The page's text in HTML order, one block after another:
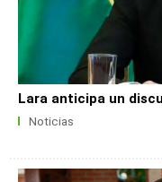
Lara anticipa un
Noticias